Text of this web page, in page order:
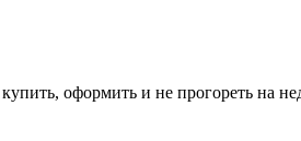
оформить и не прогореть на